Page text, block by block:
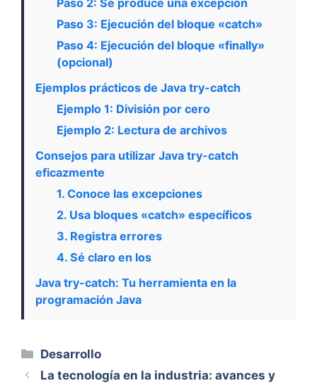
Paso 2: Se produce una excepción
Paso 3: Ejecución del bloque «catch»
Paso 4: Ejecución del bloque «finally»
(opcional)
Ejemplos prácticos de Java try-catch
Ejemplo 1: División por cero
Ejemplo 2: Lectura de archivos
Consejos para utilizar Java try-catch
eficazmente
1. Conoce las excepciones
2. Usa bloques «catch» específicos
3. Registra errores
4. Sé claro en los
Java try-catch: Tu herramienta en la
programación Java
Categorías
Desarrollo
La tecnología en la industria: avances y